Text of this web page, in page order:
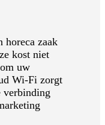
horeca zaak
kost niet
uw
Wi-Fi zorgt
verbinding